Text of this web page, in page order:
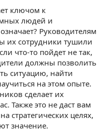
ключом к
людей и
Руководителям
их сотрудники тушили
что-то пойдет не так,
должны позволить
ситуацию, найти
на этом опыте.
сделает их
Также это не даст вам
стратегических целях,
значение.